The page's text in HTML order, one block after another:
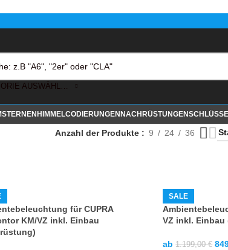
STERNENHIMMELCODIERUNGEN NACHRÜSTUNGEN
Anzahl der Produkte 9 24 36
für CUPRA
KM/VZ inkl. Einbau
SALE
VZ inkl.
ab 1.199,00€